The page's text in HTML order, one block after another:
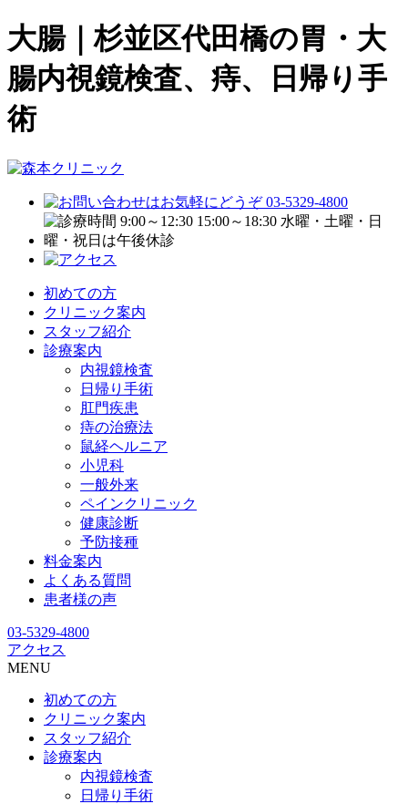
大腸｜杉並区代田橋の胃・大
腸内視鏡検査、痔、日帰り手
術
初めての方
クリニック案内
スタッフ紹介
診療案内
内視鏡検査
日帰り手術
肛門疾患
痔の治療法
鼠経ヘルニア
小児科
一般外来
ペインクリニック
健康診断
予防接種
料金案内
よくある質問
患者様の声
03-5329-4800
アクセス
MENU
初めての方
クリニック案内
スタッフ紹介
診療案内
内視鏡検査
日帰り手術